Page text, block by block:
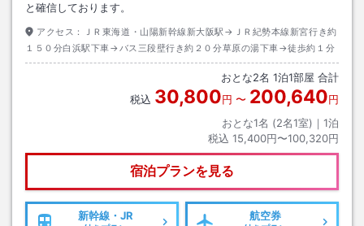
と確信しております。
アクセス：
ＪＲ東海道・山陽新幹線新大阪駅→ＪＲ紀勢本線新宮行き約
１５０分白浜駅下車→バス三段壁行き約２０分草原の湯下車→徒歩約１分
おとな2名 1泊1部屋 合計
税込 30,800円 〜 200,640円
おとな1名 (2名1室)｜ 1泊
税込 15,400円〜100,320円
宿泊プランを見る
新幹線・JR 航空券